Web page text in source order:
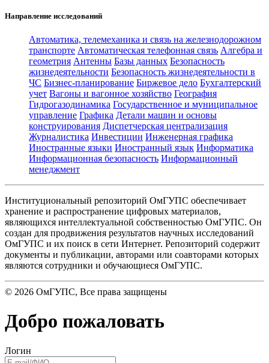
Направление исследований
Автоматика, телемеханика и связь на железнодорожном
транспорте Автоматическая телефонная связь Алгебра и
геометрия Антенны Базы данных Безопасность
жизнедеятельности Безопасность жизнедеятельности в
ЧС Бизнес-планирование Биржевое дело Бухгалтерский
учет Вагоны и вагонное хозяйство География
Гидрогазодинамика Государственное и муниципальное
управление Графика Детали машин и основы
конструирования Диспетчерская централизация
Журналистика Инвестиции Инженерная графика
Иностранные языки Иностранный язык Информатика
Информационная безопасность Информационный
менеджмент
Институциональный репозиторий ОмГУПС обеспечивает
хранение и распространение цифровых материалов,
являющихся интеллектуальной собственностью ОмГУПС. Он
создан для продвижения результатов научных исследований
ОмГУПС и их поиск в сети Интернет. Репозиторий содержит
документы и публикации, авторами или соавторами которых
являются сотрудники и обучающиеся ОмГУПС.
© 2026 ОмГУПС, Все права защищены
Добро пожаловать
Логин